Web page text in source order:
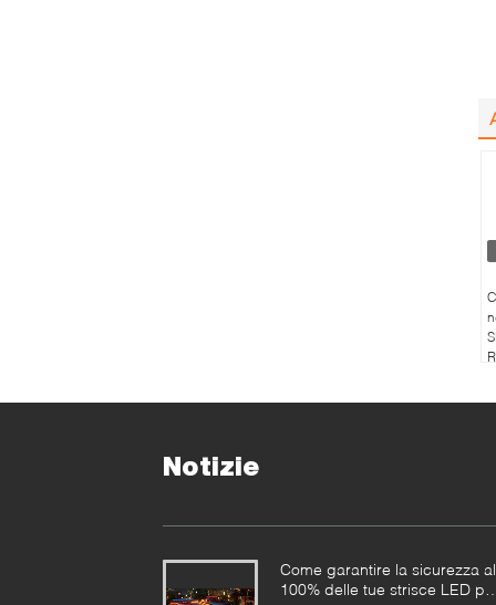
Notizie
Come garantire la sicurezza al
100% delle tue strisce LED per